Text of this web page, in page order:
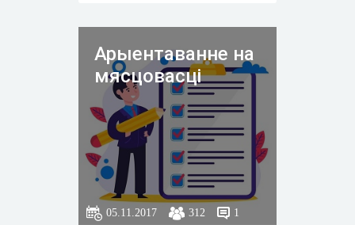
Арыентаванне на
мясцовасці
05.11.2017 312 1